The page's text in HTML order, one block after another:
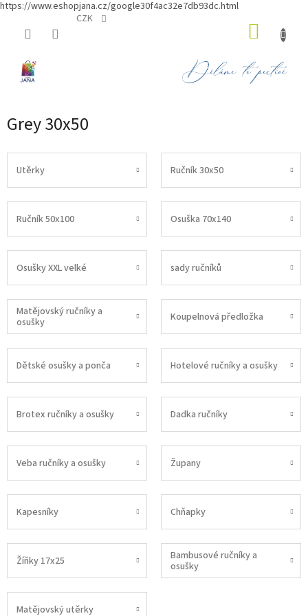
https://www.eshopjana.cz/google30f4ac32e7db93dc.html
CZK
Grey 30x50
Utěrky Ručník 30x50
Ručník 50x100 Osuška 70x140
Osušky XXL velké sady ručníků
Matějovský ručníky a
osušky
Koupelnová předložka
Dětské osušky a ponča Hotelové ručníky a osušky
Brotex ručníky a osušky Dadka ručníky
Veba ručníky a osušky Župany
Kapesníky Chňapky
Žíňky 17x25
Bambusové ručníky a
osušky
Matějovský utěrky